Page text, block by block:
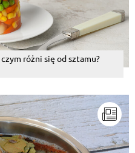
różni się od sztamu?